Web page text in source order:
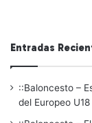
Entradas
::Baloncesto –
del Europeo